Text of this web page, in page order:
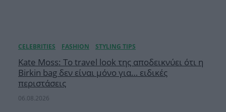
Kate Moss: Το travel look της αποδεικνύει ότι η
Birkin bag δεν είναι μόνο για… ειδικές
περιστάσεις
06.08.2026